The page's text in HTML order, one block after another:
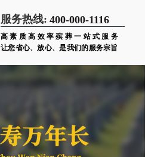
服务热线: 400-000-1116
高素质高效率殡葬一站式服务
让您省心、放心、是我们的服务宗旨